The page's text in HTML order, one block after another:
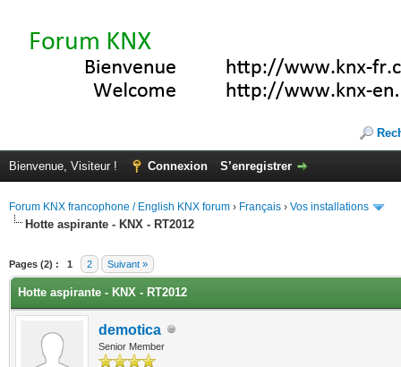
Bienvenue, Visiteur ! Connexion S’enregistrer
Forum KNX francophone / English KNX forum › Français › Vos installations
Hotte aspirante - KNX - RT2012
Pages (2) : 1 2 Suivant »
Hotte aspirante - KNX - RT2012
demotica
Senior Member